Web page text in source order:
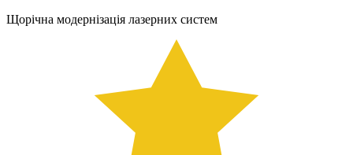
Щорічна модернізація лазерних систем